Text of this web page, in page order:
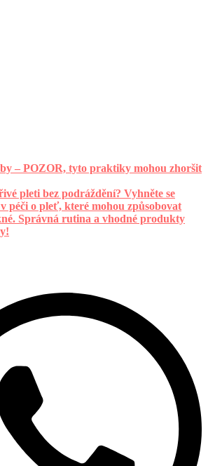
– POZOR, tyto praktiky mohou zhoršit
pleti bez podráždění? Vyhněte se
péči o pleť, které mohou způsobovat
Správná rutina a vhodné produkty